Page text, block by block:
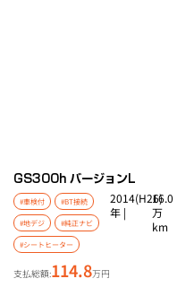
GS300h バージョンL
#車検付 #BT接続
#地デジ #純正ナビ
#シートヒーター
2014(H26)
年 |
16.0
万
km
支払総額:114.8万円